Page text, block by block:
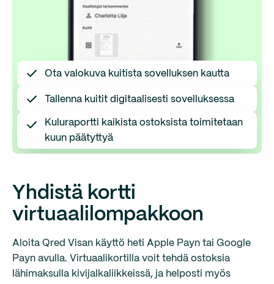
Ota valokuva kuitista sovelluksen kautta
Tallenna kuitit digitaalisesti sovelluksessa
Kuluraportti kaikista ostoksista toimitetaan
kuun päätyttyä
Yhdistä kortti
virtuaalilompakkoon
Aloita Qred Visan käyttö heti Apple Payn tai Google
Payn avulla. Virtuaalikortilla voit tehdä ostoksia
lähimaksulla kivijalkaliikkeissä, ja helposti myös